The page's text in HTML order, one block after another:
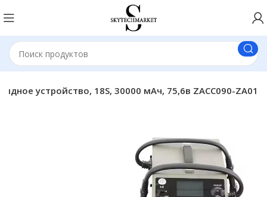
устройство, 18S, 30000 мАч, 75,6в ZACC090-ZA01